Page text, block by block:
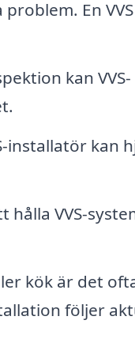
En
kan VVS-
installatör kan
VVS-
kök är det
följer